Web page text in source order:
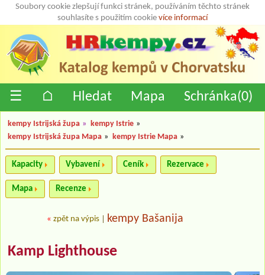
Soubory cookie zlepšují funkci stránek, používáním těchto stránek
souhlasíte s použitím cookie více informací
☰ ⌂ Hledat Mapa Schránka(0)
kempy Istrijská župa » kempy Istrie »
kempy Istrijská župa Mapa » kempy Istrie Mapa »
Kapacity Vybavení Ceník Rezervace
Mapa Recenze
« zpět na výpis kempy Bašanija
Kamp Lighthouse